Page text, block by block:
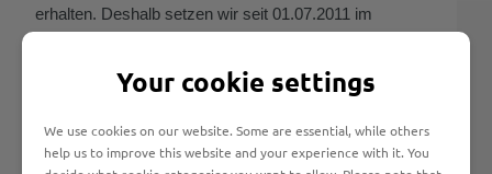
erhalten. Deshalb setzen wir seit 01.07.2011 im
umweltfreundliche, sozialförderliche und ökonomisch
tragfähige Bewirtschaftung von Wäldern in über 80
Your cookie settings
We use cookies on our website. Some are essential, while others
help us to improve this website and your experience with it. You